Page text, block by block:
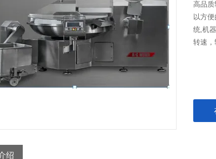
高品
以方
统,机
转速，
绍